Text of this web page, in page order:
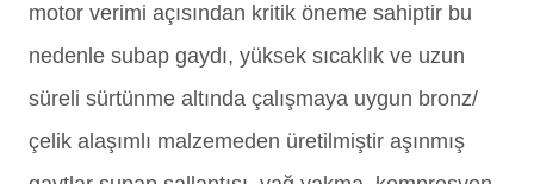
motor verimi açısından kritik öneme sahiptir bu
nedenle subap gaydı, yüksek sıcaklık ve uzun
süreli sürtünme altında çalışmaya uygun bronz/
çelik alaşımlı malzemeden üretilmiştir aşınmış